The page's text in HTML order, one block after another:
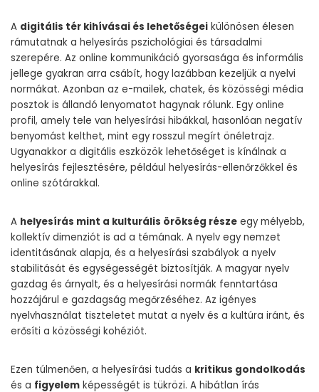
A digitális tér kihívásai és lehetőségei különösen élesen
rámutatnak a helyesírás pszichológiai és társadalmi
szerepére. Az online kommunikáció gyorsasága és informális
jellege gyakran arra csábít, hogy lazábban kezeljük a nyelvi
normákat. Azonban az e-mailek, chatek, és közösségi média
posztok is állandó lenyomatot hagynak rólunk. Egy online
profil, amely tele van helyesírási hibákkal, hasonlóan negatív
benyomást kelthet, mint egy rosszul megírt önéletrajz.
Ugyanakkor a digitális eszközök lehetőséget is kínálnak a
helyesírás fejlesztésére, például helyesírás-ellenőrzőkkel és
online szótárakkal.
A helyesírás mint a kulturális örökség része egy mélyebb,
kollektív dimenziót is ad a témának. A nyelv egy nemzet
identitásának alapja, és a helyesírási szabályok a nyelv
stabilitását és egységességét biztosítják. A magyar nyelv
gazdag és árnyalt, és a helyesírási normák fenntartása
hozzájárul e gazdagság megőrzéséhez. Az igényes
nyelvhasználat tiszteletet mutat a nyelv és a kultúra iránt, és
erősíti a közösségi kohéziót.
Ezen túlmenően, a helyesírási tudás a kritikus gondolkodás
és a figyelem képességét is tükrözi. A hibátlan írás